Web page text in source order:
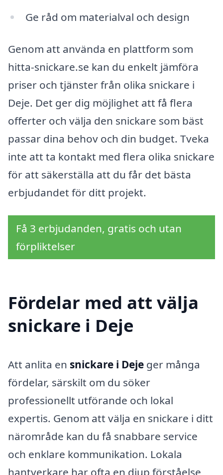
Ge råd om materialval och design
Genom att använda en plattform som
hitta-snickare.se kan du enkelt jämföra
priser och tjänster från olika snickare i
Deje. Det ger dig möjlighet att få flera
offerter och välja den snickare som bäst
passar dina behov och din budget. Tveka
inte att ta kontakt med flera olika snickare
för att säkerställa att du får det bästa
erbjudandet för ditt projekt.
Få 3 erbjudanden, gratis och utan
förpliktelser
Fördelar med att välja
snickare i Deje
Att anlita en snickare i Deje ger många
fördelar, särskilt om du söker
professionellt utförande och lokal
expertis. Genom att välja en snickare i ditt
närområde kan du få snabbare service
och enklare kommunikation. Lokala